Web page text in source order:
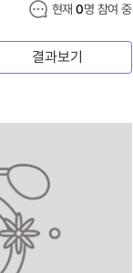
현재0명 참여 중
결과보기